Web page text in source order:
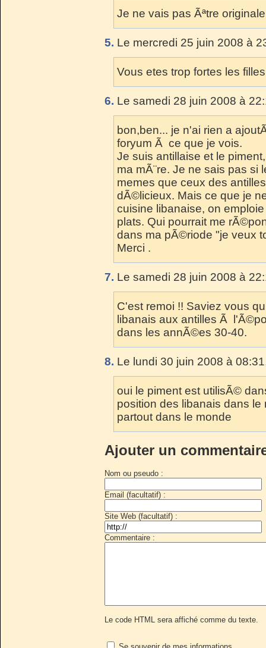
Je ne vais pas Ãªtre
5. Le mercredi 25 juin 2008 à
Vous etes trop fortes les
6. Le samedi 28 juin 2008 à
bon,ben... je n'ai rien a
foryum Ã ce que je vois.
Je suis antillaise et le
ma mÃ¨re. Je ne sais pas
memes que ceux des
dÃ©licieux. Mais ce que je
cuisine libanaise, on
plats. Qui pourrait me
dans ma pÃ©riode "je veux
Merci .
7. Le samedi 28 juin 2008 à
C'est remoi !! Saviez vous
libanais aux antilles Ã
dans les annÃ©es 30-40.
8. Le lundi 30 juin 2008 à
oui le piment est utilisÃ©
position des libanais dans
partout dans le monde
Ajouter un
Nom ou pseudo :
Email (facultatif) :
Site Web (facultatif) :
Commentaire :
Le code HTML sera affiché comme du texte.